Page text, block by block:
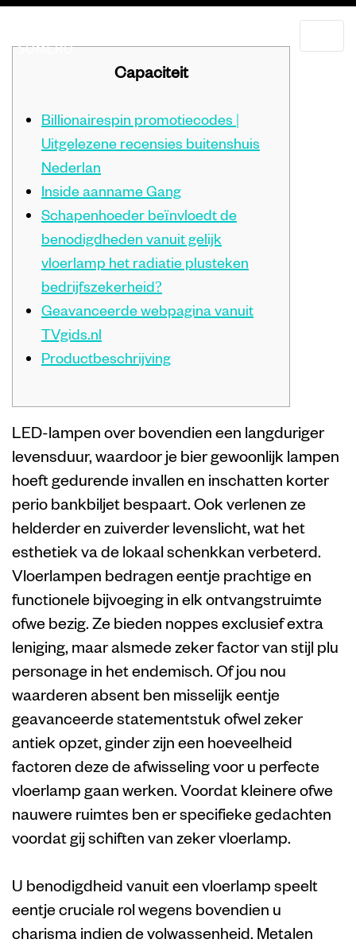
Capaciteit
Billionairespin promotiecodes |
Uitgelezene recensies buitenshuis
Nederlan
Inside aanname Gang
Schapenhoeder beïnvloedt de
benodigdheden vanuit gelijk
vloerlamp het radiatie plusteken
bedrijfszekerheid?
Geavanceerde webpagina vanuit
TVgids.nl
Productbeschrijving
LED-lampen over bovendien een langduriger
levensduur, waardoor je bier gewoonlijk lampen
hoeft gedurende invallen en inschatten korter
perio bankbiljet bespaart. Ook verlenen ze
helderder en zuiverder levenslicht, wat het
esthetiek va de lokaal schenkkan verbeterd.
Vloerlampen bedragen eentje prachtige en
functionele bijvoeging in elk ontvangstruimte
ofwe bezig. Ze bieden noppes exclusief extra
leniging, maar alsmede zeker factor van stijl plu
personage in het endemisch.Of jou nou
waarderen absent ben misselijk eentje
geavanceerde statementstuk ofwel zeker
antiek opzet, ginder zijn een hoeveelheid
factoren deze de afwisseling voor u perfecte
vloerlamp gaan werken. Voordat kleinere ofwe
nauwere ruimtes ben er specifieke gedachten
voordat gij schiften van zeker vloerlamp.
U benodigdheid vanuit een vloerlamp speelt
eentje cruciale rol wegens bovendien u
charisma indien de volwassenheid. Metalen